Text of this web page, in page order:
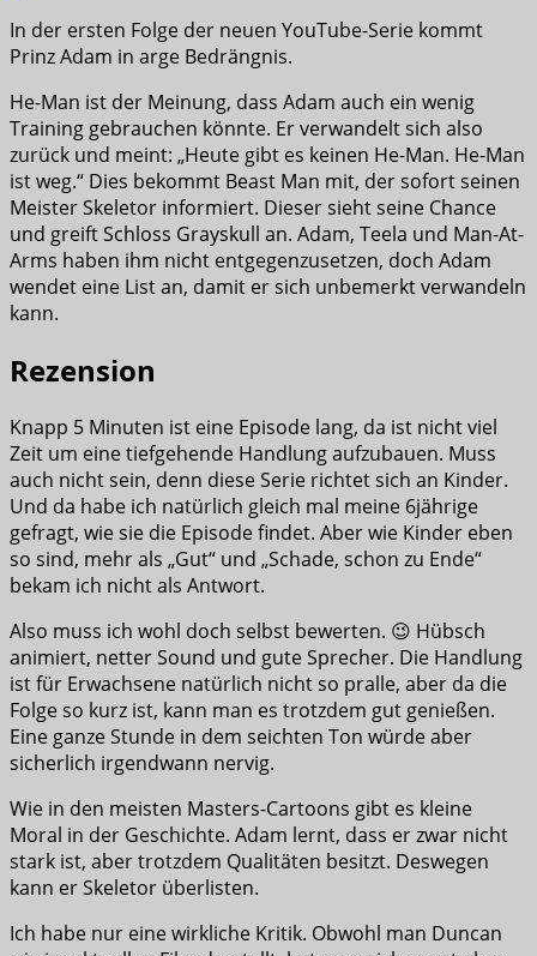
In der ersten Folge der neuen YouTube-Serie kommt
Prinz Adam in arge Bedrängnis.
He-Man ist der Meinung, dass Adam auch ein wenig
Training gebrauchen könnte. Er verwandelt sich also
zurück und meint: „Heute gibt es keinen He-Man. He-Man
ist weg.“ Dies bekommt Beast Man mit, der sofort seinen
Meister Skeletor informiert. Dieser sieht seine Chance
und greift Schloss Grayskull an. Adam, Teela und Man-At-
Arms haben ihm nicht entgegenzusetzen, doch Adam
wendet eine List an, damit er sich unbemerkt verwandeln
kann.
Rezension
Knapp 5 Minuten ist eine Episode lang, da ist nicht viel
Zeit um eine tiefgehende Handlung aufzubauen. Muss
auch nicht sein, denn diese Serie richtet sich an Kinder.
Und da habe ich natürlich gleich mal meine 6jährige
gefragt, wie sie die Episode findet. Aber wie Kinder eben
so sind, mehr als „Gut“ und „Schade, schon zu Ende“
bekam ich nicht als Antwort.
Also muss ich wohl doch selbst bewerten. 😉 Hübsch
animiert, netter Sound und gute Sprecher. Die Handlung
ist für Erwachsene natürlich nicht so pralle, aber da die
Folge so kurz ist, kann man es trotzdem gut genießen.
Eine ganze Stunde in dem seichten Ton würde aber
sicherlich irgendwann nervig.
Wie in den meisten Masters-Cartoons gibt es kleine
Moral in der Geschichte. Adam lernt, dass er zwar nicht
stark ist, aber trotzdem Qualitäten besitzt. Deswegen
kann er Skeletor überlisten.
Ich habe nur eine wirkliche Kritik. Obwohl man Duncan